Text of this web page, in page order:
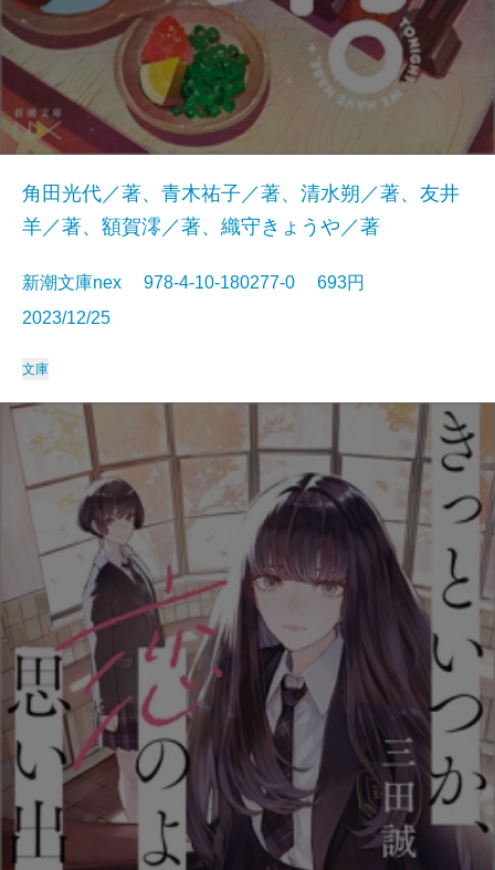
角田光代／著、青木祐子／著、清水朔／著、友井
羊／著、額賀澪／著、織守きょうや／著
新潮文庫nex 978-4-10-180277-0 693円
2023/12/25
文庫